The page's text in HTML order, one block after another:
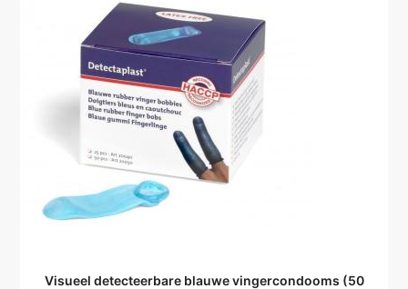
Visueel detecteerbare blauwe vingercondooms (50